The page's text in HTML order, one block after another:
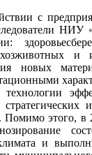
с
НИУ
новых
технологии
этого, в
и